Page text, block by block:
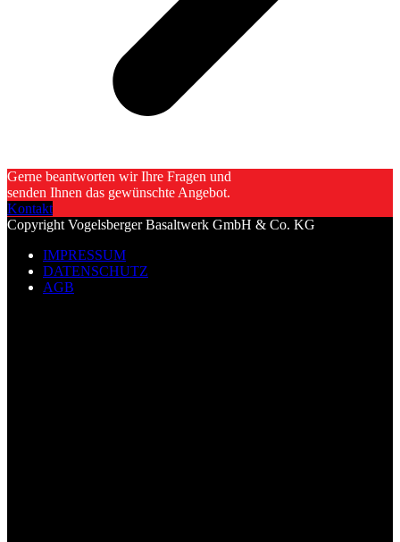
Gerne beantworten wir Ihre Fragen und
senden Ihnen das gewünschte Angebot.
Kontakt
Copyright Vogelsberger Basaltwerk GmbH & Co. KG
IMPRESSUM
DATENSCHUTZ
AGB